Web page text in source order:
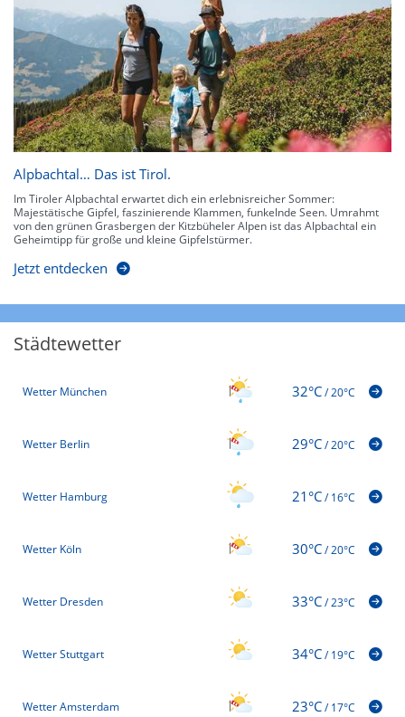
Alpbachtal… Das ist Tirol.
Im Tiroler Alpbachtal erwartet dich ein erlebnisreicher Sommer:
Majestätische Gipfel, faszinierende Klammen, funkelnde Seen. Umrahmt
von den grünen Grasbergen der Kitzbüheler Alpen ist das Alpbachtal ein
Geheimtipp für große und kleine Gipfelstürmer.
Jetzt entdecken
Städtewetter
Wetter München 32°C/20°C
Wetter Berlin 29°C/20°C
Wetter Hamburg 21°C/16°C
Wetter Köln 30°C/20°C
Wetter Dresden 33°C/23°C
Wetter Stuttgart 34°C/19°C
Wetter Amsterdam 23°C/17°C